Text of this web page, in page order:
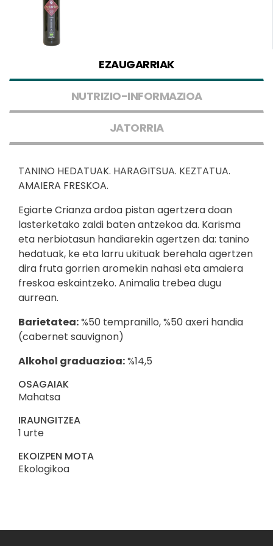
EZAUGARRIAK
NUTRIZIO-INFORMAZIOA
JATORRIA
TANINO HEDATUAK. HARAGITSUA. KEZTATUA.
AMAIERA FRESKOA.
Egiarte Crianza ardoa pistan agertzera doan
lasterketako zaldi baten antzekoa da. Karisma
eta nerbiotasun handiarekin agertzen da: tanino
hedatuak, ke eta larru ukituak berehala agertzen
dira fruta gorrien aromekin nahasi eta amaiera
freskoa eskaintzeko. Animalia trebea dugu
aurrean.
Barietatea:%50 tempranillo, %50 axeri handia
(cabernet sauvignon)
Alkohol graduazioa:%14,5
OSAGAIAK
Mahatsa
IRAUNGITZEA
1 urte
EKOIZPEN MOTA
Ekologikoa